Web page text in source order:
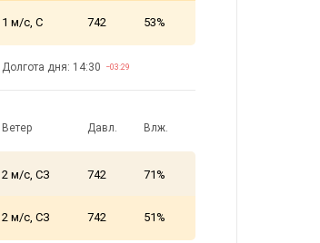
1 м/с, С 742 53%
Долгота дня: 14:30 −03:29
Ветер Давл. Влж.
2 м/с, СЗ 742 71%
2 м/с, СЗ 742 51%